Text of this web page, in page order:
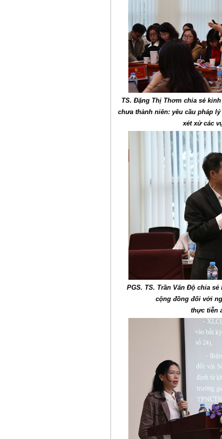
TS. Đặng Thị Thơm chia sẻ
chưa thành niên: yêu cầu pháp
xét xử các
PGS. TS. Trần Văn Độ chia
cộng đồng đối với
thực tiễn